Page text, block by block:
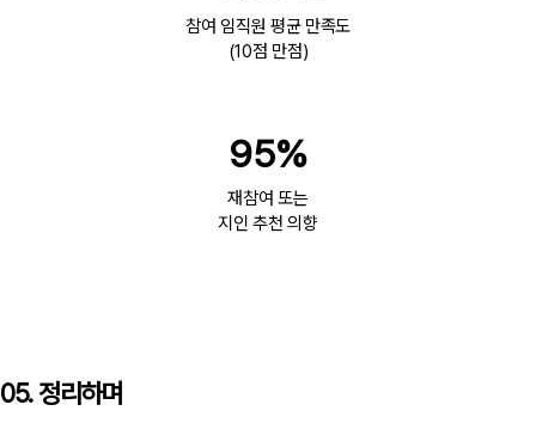
참여 임직원 평균 만족도
(10점 만점)
95%
재참여 또는
지인 추천 의향
05. 정리하며